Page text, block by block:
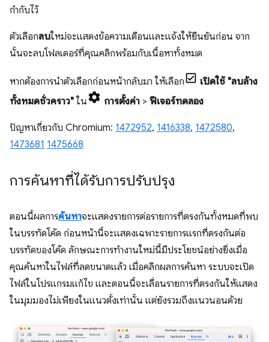
กำกับไว้
ตัวเลือกลบใหม่จะแสดงข้อความเตือนและแจ้งให้ยืนยันก่อน จาก
นั้นจะลบโฟลเดอร์ที่คุณคลิกพร้อมกับเนื้อหาทั้งหมด
หากต้องการนำตัวเลือกก่อนหน้ากลับมา ให้เลือก
เปิดใช้ "ลบล้าง
ทั้งหมดชั่วคราว"ใน การตั้งค่า > ฟีเจอร์ทดลอง
ปัญหาเกี่ยวกับ Chromium: 1472952, 1416338, 1472580,
1473681 1475668
การค้นหาที่ได้รับการปรับปรุง
ตอนนี้ผลการค้นหาจะแสดงรายการต่อรายการที่ตรงกันทั้งหมดที่พบ
ในบรรทัดโค้ด ก่อนหน้านี้จะแสดงเฉพาะรายการแรกที่ตรงกันต่อ
บรรทัดของโค้ด ลักษณะการทำงานใหม่นี้มีประโยชน์อย่างยิ่งเมื่อ
คุณค้นหาในไฟล์ที่ลดขนาดแล้ว เมื่อคลิกผลการค้นหา ระบบจะเปิด
ไฟล์ในโปรแกรมแก้ไข และตอนนี้จะเลื่อนรายการที่ตรงกันให้แสดง
ในมุมมองไม่เพียงในแนวตั้งเท่านั้น แต่ยังรวมถึงแนวนอนด้วย